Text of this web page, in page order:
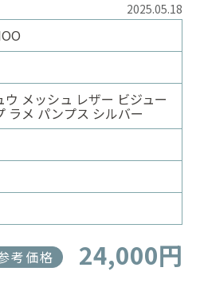
2025.05.18
ウ メッシュ レザー ビジュー
ラメ パンプス シルバー
考価格 24,000円